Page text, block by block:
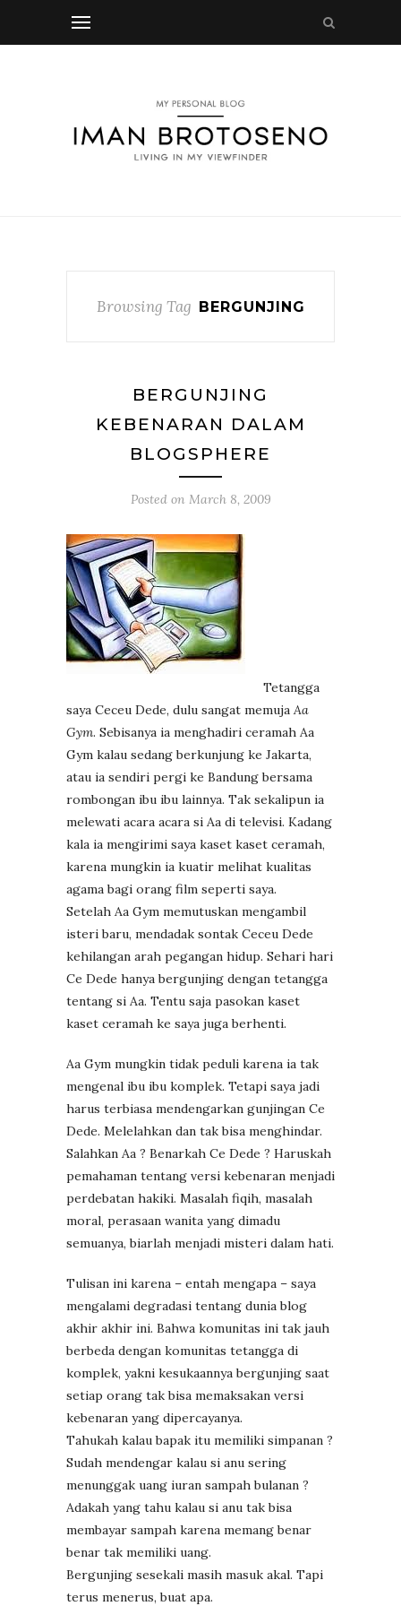
Browsing Tag BERGUNJING
BERGUNJING
KEBENARAN DALAM
BLOGSPHERE
Posted on March 8, 2009
Tetangga
saya Ceceu Dede, dulu sangat memuja Aa
Gym. Sebisanya ia menghadiri ceramah Aa
Gym kalau sedang berkunjung ke Jakarta,
atau ia sendiri pergi ke Bandung bersama
rombongan ibu ibu lainnya. Tak sekalipun ia
melewati acara acara si Aa di televisi. Kadang
kala ia mengirimi saya kaset kaset ceramah,
karena mungkin ia kuatir melihat kualitas
agama bagi orang film seperti saya.
Setelah Aa Gym memutuskan mengambil
isteri baru, mendadak sontak Ceceu Dede
kehilangan arah pegangan hidup. Sehari hari
Ce Dede hanya bergunjing dengan tetangga
tentang si Aa. Tentu saja pasokan kaset
kaset ceramah ke saya juga berhenti.
Aa Gym mungkin tidak peduli karena ia tak
mengenal ibu ibu komplek. Tetapi saya jadi
harus terbiasa mendengarkan gunjingan Ce
Dede. Melelahkan dan tak bisa menghindar.
Salahkan Aa ? Benarkah Ce Dede ? Haruskah
pemahaman tentang versi kebenaran menjadi
perdebatan hakiki. Masalah fiqih, masalah
moral, perasaan wanita yang dimadu
semuanya, biarlah menjadi misteri dalam hati.
Tulisan ini karena – entah mengapa – saya
mengalami degradasi tentang dunia blog
akhir akhir ini. Bahwa komunitas ini tak jauh
berbeda dengan komunitas tetangga di
komplek, yakni kesukaannya bergunjing saat
setiap orang tak bisa memaksakan versi
kebenaran yang dipercayanya.
Tahukah kalau bapak itu memiliki simpanan ?
Sudah mendengar kalau si anu sering
menunggak uang iuran sampah bulanan ?
Adakah yang tahu kalau si anu tak bisa
membayar sampah karena memang benar
benar tak memiliki uang.
Bergunjing sesekali masih masuk akal. Tapi
terus menerus, buat apa.